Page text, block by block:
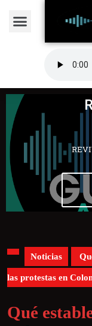
Noticias
las protestas en
Qué